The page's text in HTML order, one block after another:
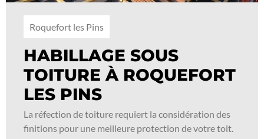
Roquefort les Pins
HABILLAGE SOUS
TOITURE À ROQUEFORT
LES PINS
La réfection de toiture requiert la considération des
finitions pour une meilleure protection de votre toit.